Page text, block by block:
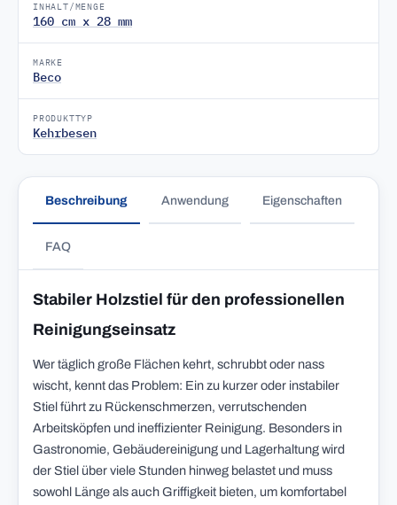
INHALT/MENGE
160 cm x 28 mm
MARKE
Beco
PRODUKTTYP
Kehrbesen
Beschreibung Anwendung Eigenschaften
FAQ
Stabiler Holzstiel für den professionellen
Reinigungseinsatz
Wer täglich große Flächen kehrt, schrubbt oder nass
wischt, kennt das Problem: Ein zu kurzer oder instabiler
Stiel führt zu Rückenschmerzen, verrutschenden
Arbeitsköpfen und ineffizienter Reinigung. Besonders in
Gastronomie, Gebäudereinigung und Lagerhaltung wird
der Stiel über viele Stunden hinweg belastet und muss
sowohl Länge als auch Griffigkeit bieten, um komfortabel